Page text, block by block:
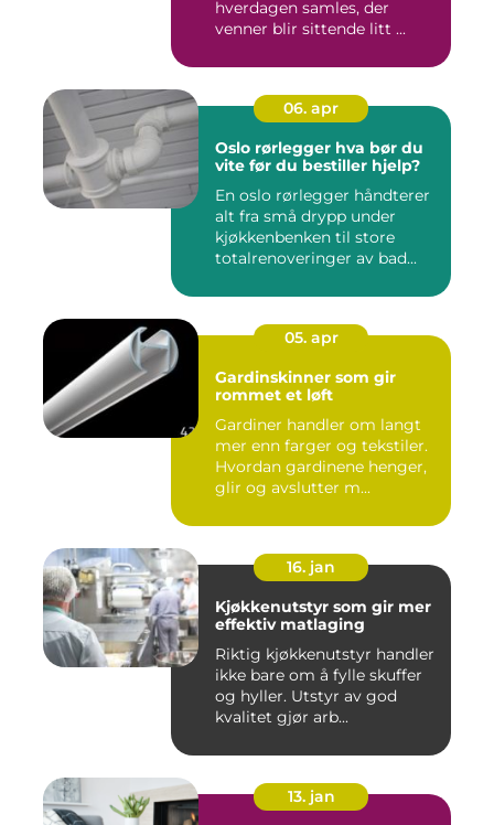
hverdagen samles, der
venner blir sittende litt ...
06. apr
Oslo rørlegger hva bør du
vite før du bestiller hjelp?
En oslo rørlegger håndterer
alt fra små drypp under
kjøkkenbenken til store
totalrenoveringer av bad...
05. apr
Gardinskinner som gir
rommet et løft
Gardiner handler om langt
mer enn farger og tekstiler.
Hvordan gardinene henger,
glir og avslutter m...
16. jan
Kjøkkenutstyr som gir mer
effektiv matlaging
Riktig kjøkkenutstyr handler
ikke bare om å fylle skuffer
og hyller. Utstyr av god
kvalitet gjør arb...
13. jan